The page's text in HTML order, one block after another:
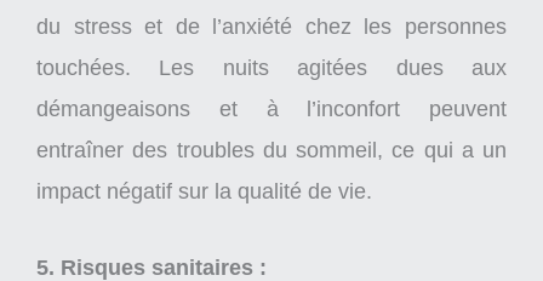
du stress et de l’anxiété chez les personnes
touchées. Les nuits agitées dues aux
démangeaisons et à l’inconfort peuvent
entraîner des troubles du sommeil, ce qui a un
impact négatif sur la qualité de vie.
5. Risques sanitaires :